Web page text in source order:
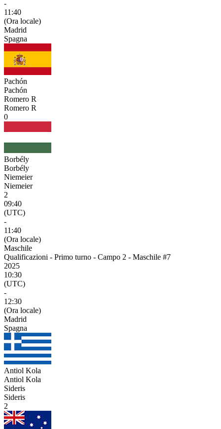
-
11:40
(Ora locale)
Madrid
Spagna
Pachón
Pachón
Romero R
Romero R
0
Borbély
Borbély
Niemeier
Niemeier
2
09:40
(UTC)
-
11:40
(Ora locale)
Maschile
Qualificazioni - Primo turno - Campo 2 - Maschile #7
2025
10:30
(UTC)
-
12:30
(Ora locale)
Madrid
Spagna
Antiol Kola
Antiol Kola
Sideris
Sideris
2